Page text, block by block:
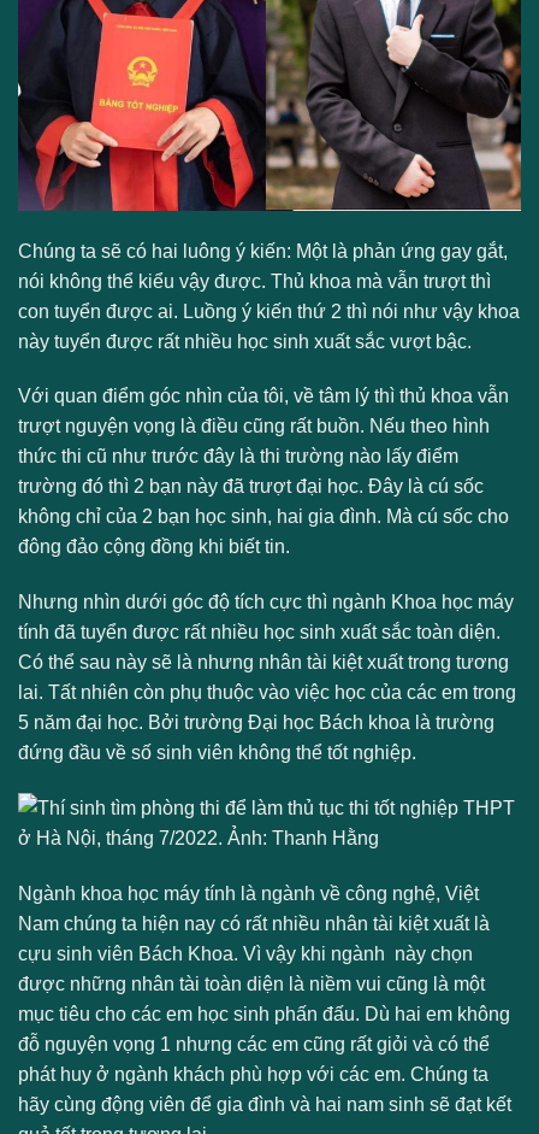
Chúng ta sẽ có hai luông ý kiến: Một là phản ứng gay gắt,
nói không thể kiểu vậy được. Thủ khoa mà vẫn trượt thì
con tuyển được ai. Luồng ý kiến thứ 2 thì nói như vậy khoa
này tuyển được rất nhiều học sinh xuất sắc vượt bậc.
Với quan điểm góc nhìn của tôi, về tâm lý thì thủ khoa vẫn
trượt nguyện vọng là điều cũng rất buồn. Nếu theo hình
thức thi cũ như trước đây là thi trường nào lấy điểm
trường đó thì 2 bạn này đã trượt đại học. Đây là cú sốc
không chỉ của 2 bạn học sinh, hai gia đình. Mà cú sốc cho
đông đảo cộng đồng khi biết tin.
Nhưng nhìn dưới góc độ tích cực thì ngành Khoa học máy
tính đã tuyển được rất nhiều học sinh xuất sắc toàn diện.
Có thể sau này sẽ là nhưng nhân tài kiệt xuất trong tương
lai. Tất nhiên còn phụ thuộc vào việc học của các em trong
5 năm đại học. Bởi trường Đại học Bách khoa là trường
đứng đầu về số sinh viên không thể tốt nghiệp.
Ngành khoa học máy tính là ngành về công nghệ, Việt
Nam chúng ta hiện nay có rất nhiều nhân tài kiệt xuất là
cựu sinh viên Bách Khoa. Vì vậy khi ngành này chọn
được những nhân tài toàn diện là niềm vui cũng là một
mục tiêu cho các em học sinh phấn đấu. Dù hai em không
đỗ nguyện vọng 1 nhưng các em cũng rất giỏi và có thể
phát huy ở ngành khách phù hợp với các em. Chúng ta
hãy cùng động viên để gia đình và hai nam sinh sẽ đạt kết